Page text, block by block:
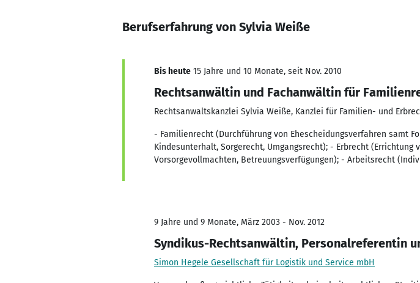
Berufserfahrung von Sylvia Weiße
Bis heute 15 Jahre und 10 Monate, seit Nov. 2010
Rechtsanwältin und Fachanwältin für
Rechtsanwaltskanzlei Sylvia Weiße, Kanzlei für Familien- und
- Familienrecht (Durchführung von Ehescheidungsverfahren samt
Kindesunterhalt, Sorgerecht, Umgangsrecht); - Erbrecht
Vorsorgevollmachten, Betreuungsverfügungen); - Arbeitsrecht
9 Jahre und 9 Monate, März 2003 - Nov. 2012
Syndikus-Rechtsanwältin, Personalreferentin
Simon Hegele Gesellschaft für Logistik und Service mbH